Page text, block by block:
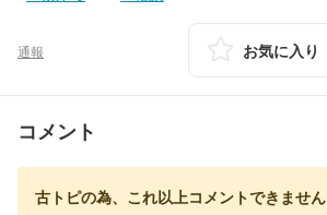
通報 お気に入り
コメント
古トピの為、これ以上コメントできません